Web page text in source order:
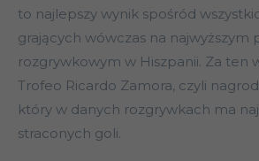
to najlepszy wynik spośród
grających wówczas na najwyższym
rozgrywkowym w Hiszpanii. Za ten
Trofeo Ricardo Zamora, czyli
który w danych rozgrywkach ma
straconych goli.